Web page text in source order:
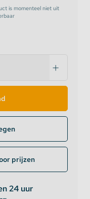
is momenteel niet uit
prijzen
24 uur